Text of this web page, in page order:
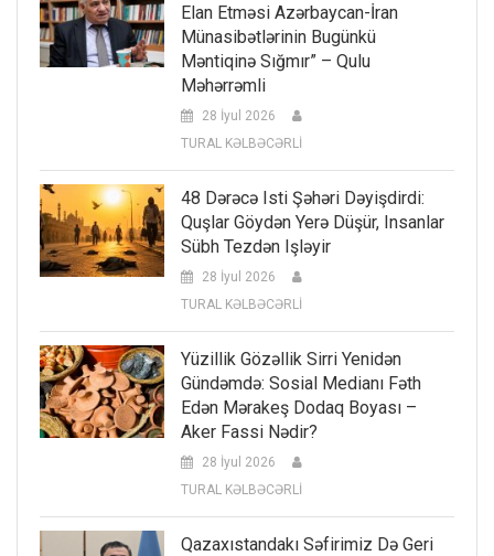
Elan Etməsi Azərbaycan-İran
Münasibətlərinin Bugünkü
Məntiqinə Sığmır” – Qulu
Məhərrəmli
28 İyul 2026
TURAL KƏLBƏCƏRLİ
48 Dərəcə Isti Şəhəri Dəyişdirdi:
Quşlar Göydən Yerə Düşür, Insanlar
Sübh Tezdən Işləyir
28 İyul 2026
TURAL KƏLBƏCƏRLİ
Yüzillik Gözəllik Sirri Yenidən
Gündəmdə: Sosial Medianı Fəth
Edən Mərakeş Dodaq Boyası –
Aker Fassi Nədir?
28 İyul 2026
TURAL KƏLBƏCƏRLİ
Qazaxıstandakı Səfirimiz Də Geri